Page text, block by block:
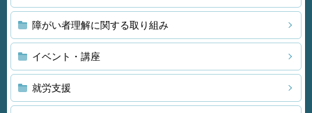
障がい者理解に関する取り組み
イベント・講座
就労支援